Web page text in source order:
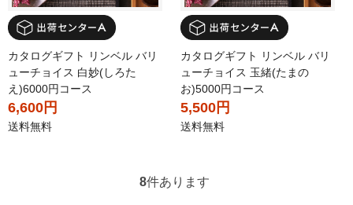
カタログギフト リンベル バリ
ューチョイス 白妙(しろた
え)6000円コース
6,600円
送料無料
カタログギフト リンベル バリ
ューチョイス 玉緒(たまの
お)5000円コース
5,500円
送料無料
8件あります